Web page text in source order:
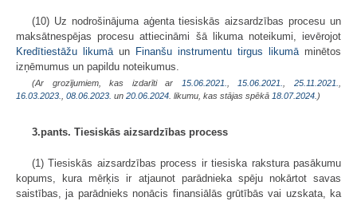
(10) Uz nodrošinājuma aģenta tiesiskās aizsardzības procesu un
maksātnespējas procesu attiecināmi šā likuma noteikumi, ievērojot
Kredītiestāžu likumāun Finanšu instrumentu tirgus likumāminētos
izņēmumus un papildu noteikumus.
(Ar grozījumiem, kas izdarīti ar 15.06.2021.,15.06.2021.,25.11.2021.,
16.03.2023., 08.06.2023. un 20.06.2024. likumu, kas stājas spēkā 18.07.2024.)
3.pants. Tiesiskās aizsardzības process
(1) Tiesiskās aizsardzības process ir tiesiska rakstura pasākumu
kopums, kura mērķis ir atjaunot parādnieka spēju nokārtot savas
saistības, ja parādnieks nonācis finansiālās grūtībās vai uzskata, ka